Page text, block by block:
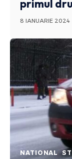
primul
8 IANUARIE 2024
NATIONAL